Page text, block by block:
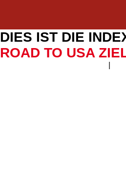
DIES IST DIE
ROAD TO USA